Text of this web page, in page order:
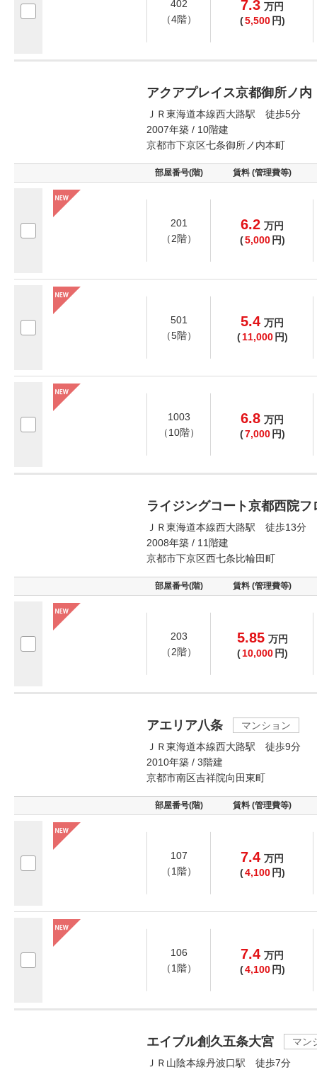
402
（4階）
7.3 万円
(5,500 円)
アクアプレイス京都御所ノ内
ＪＲ東海道本線西大路駅 徒歩5分
2007年築 / 10階建
京都市下京区七条御所ノ内本町
部屋番号(階) 賃料 (管理費等)
201
（2階）
6.2 万円
(5,000 円)
501
（5階）
5.4 万円
( 11,000 円)
1003
（10階）
6.8 万円
(7,000 円)
ライジングコート京都西院
ＪＲ東海道本線西大路駅 徒歩13分
2008年築 / 11階建
京都市下京区西七条比輪田町
部屋番号(階) 賃料 (管理費等)
203
（2階）
5.85 万円
( 10,000 円)
アエリア八条
マンション
ＪＲ東海道本線西大路駅 徒歩9分
2010年築 / 3階建
京都市南区吉祥院向田東町
部屋番号(階) 賃料 (管理費等)
107
（1階）
7.4 万円
(4,100 円)
106
（1階）
7.4 万円
(4,100 円)
エイブル創久五条大宮
マン
ＪＲ山陰本線丹波口駅 徒歩7分